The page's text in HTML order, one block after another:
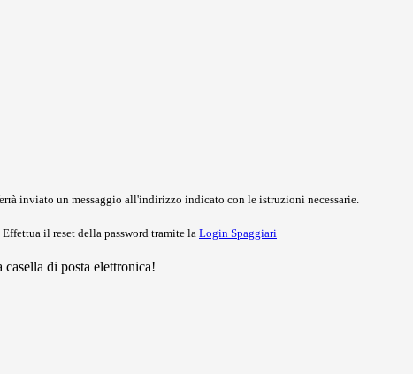
inviato un messaggio all'indirizzo indicato con le istruzioni necessarie.
il reset della password tramite la Login Spaggiari
di posta elettronica!